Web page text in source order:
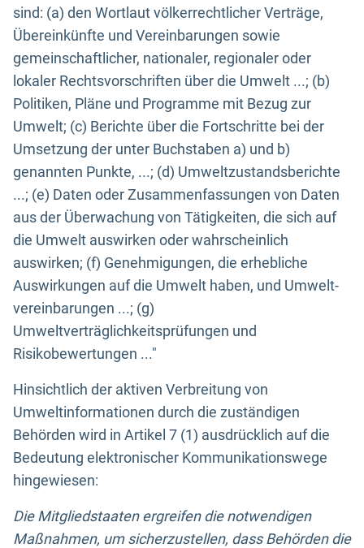
sind: (a) den Wortlaut völkerrechtlicher Verträge,
Übereinkünfte und Vereinbarungen sowie
gemeinschaftlicher, nationaler, regionaler oder
lokaler Rechtsvorschriften über die Umwelt ...; (b)
Politiken, Pläne und Programme mit Bezug zur
Umwelt; (c) Berichte über die Fortschritte bei der
Umsetzung der unter Buchstaben a) und b)
genannten Punkte, ...; (d) Umweltzustandsberichte
...; (e) Daten oder Zusammenfassungen von Daten
aus der Überwachung von Tätigkeiten, die sich auf
die Umwelt auswirken oder wahrscheinlich
auswirken; (f) Genehmigungen, die erhebliche
Auswirkungen auf die Umwelt haben, und Umwelt-
vereinbarungen ...; (g)
Umweltverträglichkeitsprüfungen und
Risikobewertungen ..."
Hinsichtlich der aktiven Verbreitung von
Umweltinformationen durch die zuständigen
Behörden wird in Artikel 7 (1) ausdrücklich auf die
Bedeutung elektronischer Kommunikationswege
hingewiesen:
Die Mitgliedstaaten ergreifen die notwendigen
Maßnahmen, um sicherzustellen, dass Behörden die